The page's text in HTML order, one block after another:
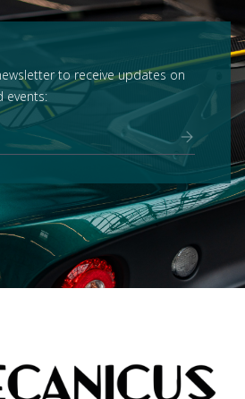
to receive updates on
events: